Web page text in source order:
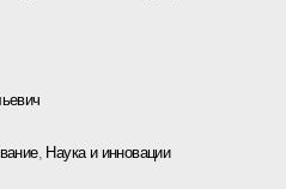
, Наука и инновации